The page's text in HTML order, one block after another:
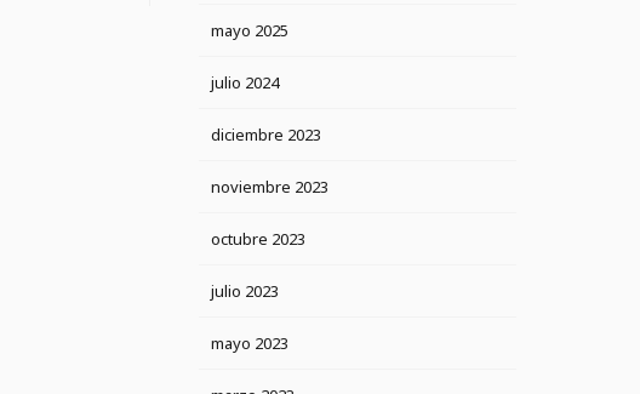
mayo 2025
julio 2024
diciembre 2023
noviembre 2023
octubre 2023
julio 2023
mayo 2023